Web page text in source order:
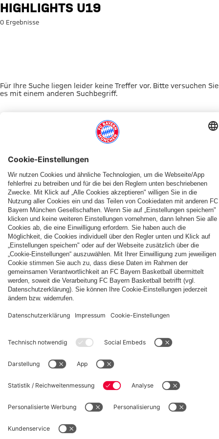
Suche: Highlights U19
HIGHLIGHTS U19
0 Ergebnisse
Für Ihre Suche liegen leider keine Treffer vor. Bitte versuchen Sie
es mit einem anderen Suchbegriff.
DAS KÖNNTE DICH INTERESSIEREN
JETZT DOWNLOADEN
Die
FCBB-
Fan-
App
ERLEBE DEN FCBB
Tageskarten
für
Heimspiele
OUT NOW
Unser
Home
Jersey
2026/27
PARTNER
© FC Bayern München Basketball GmbH